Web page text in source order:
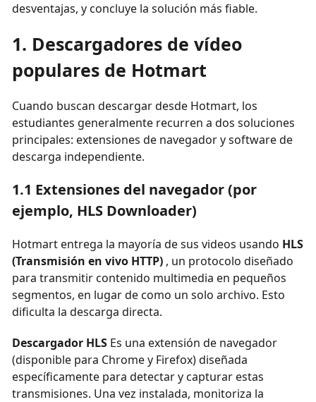
desventajas, y concluye la solución más fiable.
1. Descargadores de vídeo
populares de Hotmart
Cuando buscan descargar desde Hotmart, los
estudiantes generalmente recurren a dos soluciones
principales: extensiones de navegador y software de
descarga independiente.
1.1 Extensiones del navegador (por
ejemplo, HLS Downloader)
Hotmart entrega la mayoría de sus videos usando HLS
(Transmisión en vivo HTTP) , un protocolo diseñado
para transmitir contenido multimedia en pequeños
segmentos, en lugar de como un solo archivo. Esto
dificulta la descarga directa.
Descargador HLS Es una extensión de navegador
(disponible para Chrome y Firefox) diseñada
específicamente para detectar y capturar estas
transmisiones. Una vez instalada, monitoriza la